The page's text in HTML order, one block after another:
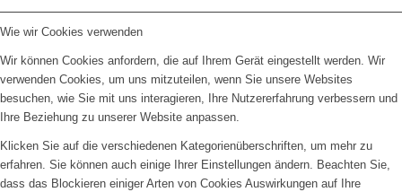
Wie wir Cookies verwenden
Wir können Cookies anfordern, die auf Ihrem Gerät eingestellt werden. Wir
verwenden Cookies, um uns mitzuteilen, wenn Sie unsere Websites
besuchen, wie Sie mit uns interagieren, Ihre Nutzererfahrung verbessern und
Ihre Beziehung zu unserer Website anpassen.
Klicken Sie auf die verschiedenen Kategorienüberschriften, um mehr zu
erfahren. Sie können auch einige Ihrer Einstellungen ändern. Beachten Sie,
dass das Blockieren einiger Arten von Cookies Auswirkungen auf Ihre